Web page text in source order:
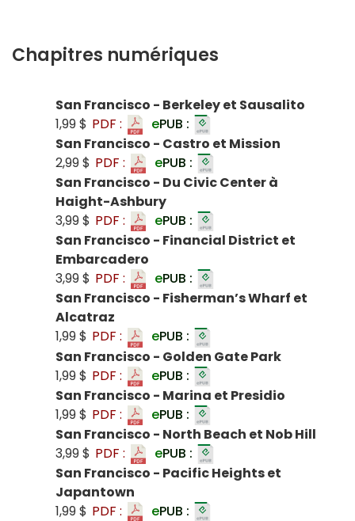
Chapitres numériques
San Francisco - Berkeley et Sausalito
1,99 $ PDF : ePUB :
San Francisco - Castro et Mission
2,99 $ PDF : ePUB :
San Francisco - Du Civic Center à
Haight-Ashbury
3,99 $ PDF : ePUB :
San Francisco - Financial District et
Embarcadero
3,99 $ PDF : ePUB :
San Francisco - Fisherman’s Wharf et
Alcatraz
1,99 $ PDF : ePUB :
San Francisco - Golden Gate Park
1,99 $ PDF : ePUB :
San Francisco - Marina et Presidio
1,99 $ PDF : ePUB :
San Francisco - North Beach et Nob Hill
3,99 $ PDF : ePUB :
San Francisco - Pacific Heights et
Japantown
1,99 $ PDF : ePUB :